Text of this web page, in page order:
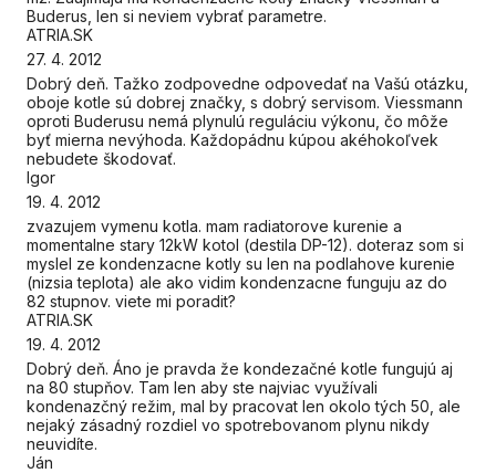
Buderus, len si neviem vybrať parametre.
ATRIA.SK
27. 4. 2012
Dobrý deň. Tažko zodpovedne odpovedať na Vašú otázku,
oboje kotle sú dobrej značky, s dobrý servisom. Viessmann
oproti Buderusu nemá plynulú reguláciu výkonu, čo môže
byť mierna nevýhoda. Každopádnu kúpou akéhokoľvek
nebudete škodovať.
Igor
19. 4. 2012
zvazujem vymenu kotla. mam radiatorove kurenie a
momentalne stary 12kW kotol (destila DP-12). doteraz som si
myslel ze kondenzacne kotly su len na podlahove kurenie
(nizsia teplota) ale ako vidim kondenzacne funguju az do
82 stupnov. viete mi poradit?
ATRIA.SK
19. 4. 2012
Dobrý deň. Áno je pravda že kondezačné kotle fungujú aj
na 80 stupňov. Tam len aby ste najviac využívali
kondenazčný režim, mal by pracovat len okolo tých 50, ale
nejaký zásadný rozdiel vo spotrebovanom plynu nikdy
neuvidíte.
Ján